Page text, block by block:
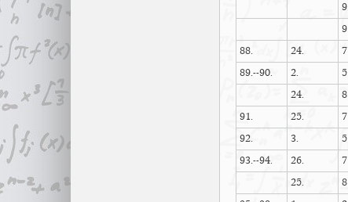
9
9
88.
24. 7
89.--90.
2. 5
24.
8
91.
25. 7
92.
3. 5
93.--94.
26. 7
25.
8